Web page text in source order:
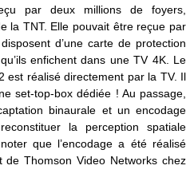
par deux millions de foyers,
la TNT. Elle pouvait être reçue par
d’une carte de protection
enfichent dans une TV 4K. Le
est réalisé directement par la TV. Il
set-top-box dédiée ! Au passage,
binaurale et un encodage
la perception spatiale
que l’encodage a été réalisé
de Thomson Video Networks chez